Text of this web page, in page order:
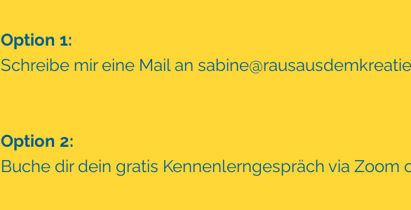
Option 1:
Schreibe mir eine Mail an
Option 2:
Buche dir dein gratis Kennenlerngespräch via Zoom